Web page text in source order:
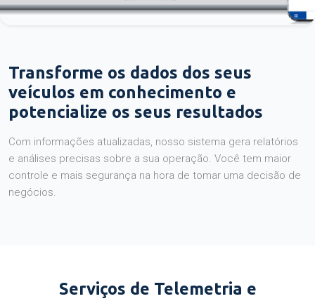
Transforme os dados dos seus
veículos em conhecimento e
potencialize os seus resultados
Com informações atualizadas, nosso sistema gera relatórios
e análises precisas sobre a sua operação. Você tem maior
controle e mais segurança na hora de tomar uma decisão de
negócios.
Serviços de Telemetria e